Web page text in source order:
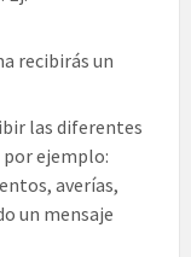
recibirás un
las diferentes
ejemplo:
averías,
un mensaje